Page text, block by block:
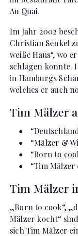
Au Quai.
Im Jahr 2002
Christian Senkel
weiße Haus“, wo
schlagen konnte.
in Hamburgs
welches er auch
Tim Mälzer
“Mälzer &
“Born to
“Tim
Tim Mälzer
„Born to cook“,
Mälzer kocht“
sich Tim Mälzer